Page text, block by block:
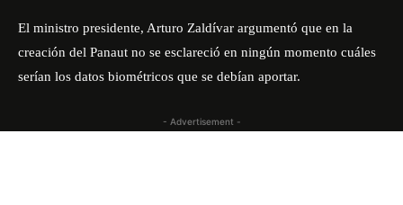
El ministro presidente, Arturo Zaldívar argumentó que en la
creación del Panaut no se esclareció en ningún momento cuáles
serían los datos biométricos que se debían aportar.
- Advertisement -